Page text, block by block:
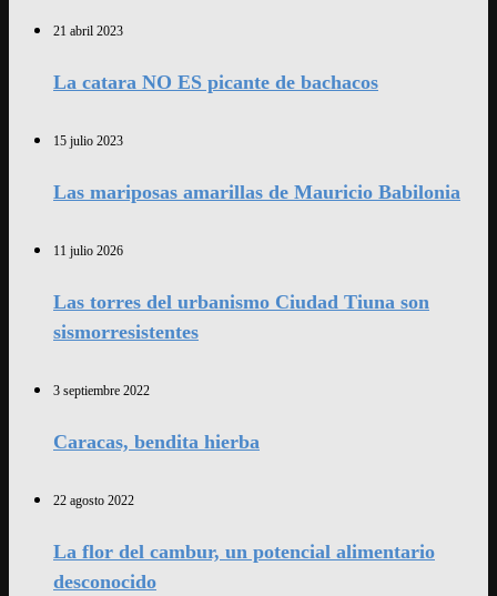
21 abril 2023
La catara NO ES picante de bachacos
15 julio 2023
Las mariposas amarillas de Mauricio Babilonia
11 julio 2026
Las torres del urbanismo Ciudad Tiuna son
sismorresistentes
3 septiembre 2022
Caracas, bendita hierba
22 agosto 2022
La flor del cambur, un potencial alimentario
desconocido